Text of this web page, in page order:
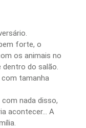
forte, o
os animais no
do salão.
com tamanha
nada disso,
acontecer… A